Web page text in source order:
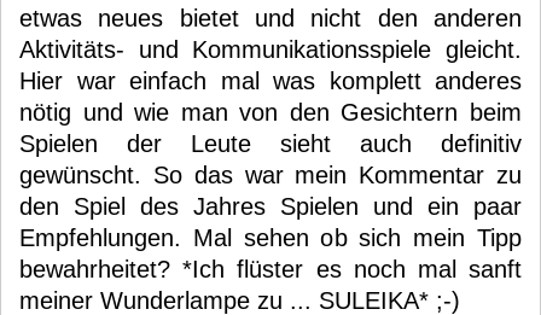
etwas neues bietet und nicht den anderen
Aktivitäts- und Kommunikationsspiele gleicht.
Hier war einfach mal was komplett anderes
nötig und wie man von den Gesichtern beim
Spielen der Leute sieht auch definitiv
gewünscht. So das war mein Kommentar zu
den Spiel des Jahres Spielen und ein paar
Empfehlungen. Mal sehen ob sich mein Tipp
bewahrheitet? *Ich flüster es noch mal sanft
meiner Wunderlampe zu ... SULEIKA* ;-)